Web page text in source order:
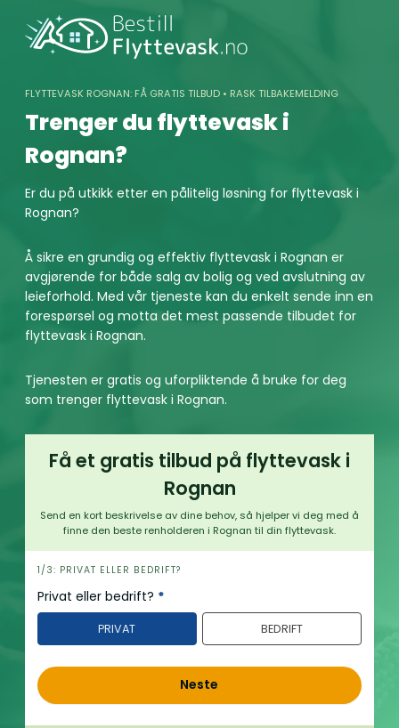
content
FLYTTEVASK ROGNAN: FÅ GRATIS TILBUD • RASK TILBAKEMELDING
Trenger du flyttevask i
Rognan?
Er du på utkikk etter en pålitelig løsning for flyttevask i
Rognan?
Å sikre en grundig og effektiv flyttevask i Rognan er
avgjørende for både salg av bolig og ved avslutning av
leieforhold. Med vår tjeneste kan du enkelt sende inn en
forespørsel og motta det mest passende tilbudet for
flyttevask i Rognan.
Tjenesten er gratis og uforpliktende å bruke for deg
som trenger flyttevask i Rognan.
Få et gratis tilbud på flyttevask i
Rognan
Send en kort beskrivelse av dine behov, så hjelper vi deg med å
finne den beste renholderen i Rognan til din flyttevask.
h
e
r
1/3: PRIVAT ELLER BEDRIFT?
Privat eller bedrift? *
PRIVAT BEDRIFT
Neste